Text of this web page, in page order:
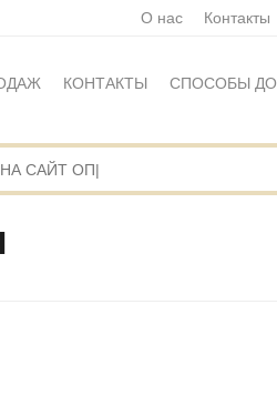
О нас Контакты
КОНТАКТЫ СПОСОБЫ
КАРТА САЙТА